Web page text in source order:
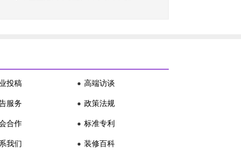
投稿
服务
合作
我们
高端访谈
政策法规
标准专利
装修百科